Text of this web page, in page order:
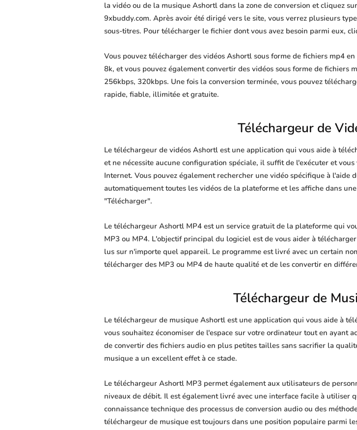
la vidéo ou de la musique Ashortl dans la zone de conversion et cliquez
9xbuddy.com. Après avoir été dirigé vers le site, vous verrez plusieurs
sous-titres. Pour télécharger le fichier dont vous avez besoin parmi eux,
Vous pouvez télécharger des vidéos Ashortl sous forme de fichiers mp4
8k, et vous pouvez également convertir des vidéos sous forme de fichiers
256kbps, 320kbps. Une fois la conversion terminée, vous pouvez
rapide, fiable, illimitée et gratuite.
Téléchargeur de
Le téléchargeur de vidéos Ashortl est une application qui vous aide à
et ne nécessite aucune configuration spéciale, il suffit de l'exécuter et
Internet. Vous pouvez également rechercher une vidéo spécifique à l'aide
automatiquement toutes les vidéos de la plateforme et les affiche dans
"Télécharger".
Le téléchargeur Ashortl MP4 est un service gratuit de la plateforme qui
MP3 ou MP4. L'objectif principal du logiciel est de vous aider à
lus sur n'importe quel appareil. Le programme est livré avec un certain
télécharger des MP3 ou MP4 de haute qualité et de les convertir en
Téléchargeur de
Le téléchargeur de musique Ashortl est une application qui vous aide à
vous souhaitez économiser de l'espace sur votre ordinateur tout en ayant
de convertir des fichiers audio en plus petites tailles sans sacrifier la
musique a un excellent effet à ce stade.
Le téléchargeur Ashortl MP3 permet également aux utilisateurs de
niveaux de débit. Il est également livré avec une interface facile à utiliser
connaissance technique des processus de conversion audio ou des
téléchargeur de musique est toujours dans une position populaire parmi